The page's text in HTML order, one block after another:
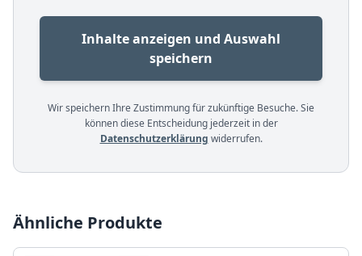
Inhalte anzeigen und Auswahl
speichern
Wir speichern Ihre Zustimmung für zukünftige Besuche. Sie
können diese Entscheidung jederzeit in der
Datenschutzerklärung widerrufen.
Ähnliche Produkte